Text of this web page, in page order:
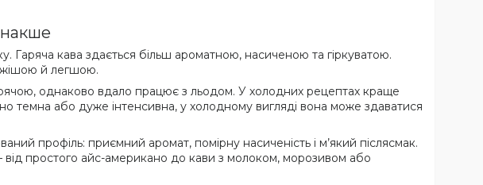
Гаряча кава здається більш ароматною, насиченою та гіркуватою.
й легшою.
однаково вдало працює з льодом. У холодних рецептах краще
темна або дуже інтенсивна, у холодному вигляді вона може здаватися
профіль: приємний аромат, помірну насиченість і м’який післясмак.
від простого айс-американо до кави з молоком, морозивом або